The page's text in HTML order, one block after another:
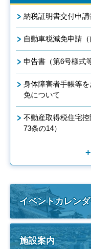
納税証明書交付申請
自動車税減免申請（
申告書（第6号様式
身体障害者手帳等
免について
不動産取得税住宅
73条の14）
イベントカレン
施設案内